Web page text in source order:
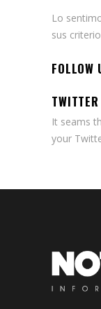
Lo
sus
FOLLOW
TWITTER
It seams
your